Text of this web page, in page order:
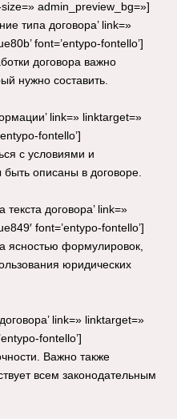
admin_preview_bg=»]
типа договора’ link=»
font=’entypo-fontello’]
договора важно
нужно составить.
link=» linktarget=»
fontello’]
с условиями и
описаны в договоре.
договора’ link=»
font=’entypo-fontello’]
ясностью формулировок,
юридических
link=» linktarget=»
fontello’]
Важно также
всем законодательным